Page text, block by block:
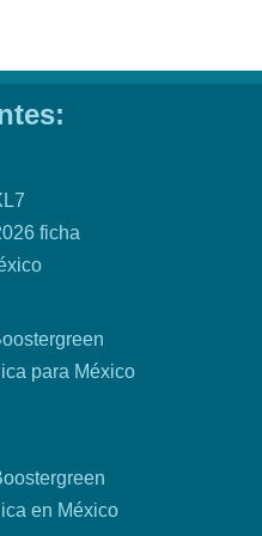
ficha
para México
en México